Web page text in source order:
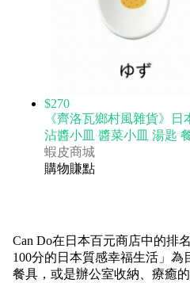
$270
《齊洛瓦鄉村風雜貨》日
沾醬小皿 醬菜小皿 湯匙
蝦皮商城
購物賺點
Can Do在日本百元商店中的排
100分的日本質感幸福生活」 為
餐具 ，或是辦公室收納、療癒